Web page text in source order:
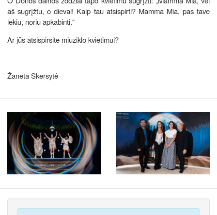
aš sugrįžtu, o dievai! Kaip tau atsispirti? Mamma Mia, pas tave
lekiu, noriu apkabinti.“
Ar jūs atsispirsite miuziklo kvietimui?
Žaneta Skersytė